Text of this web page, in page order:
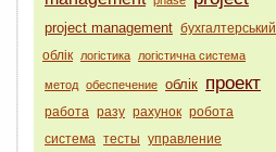
project management бухгалтерський
облік
логістика логістична система
метод обеспечение облік проект
работа разу рахунок робота
система тесты управление